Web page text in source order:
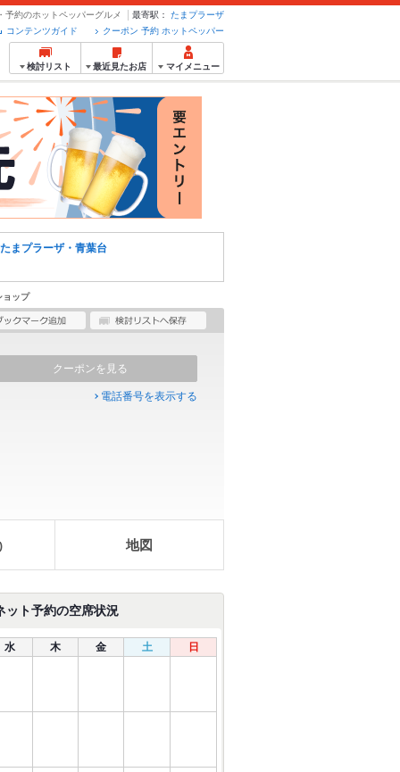
予約のホットペッパーグルメ 最寄駅：
たまプラーザ
クーポン 予約 ホットペッパー
コンテンツガイド
検討リスト 最近見たお店 マイメニュー
まプラーザ・青葉台
ョップ
クーポンを見る
電話番号を表示する
地図
ット予約の空席状況
水 木 金 土 日